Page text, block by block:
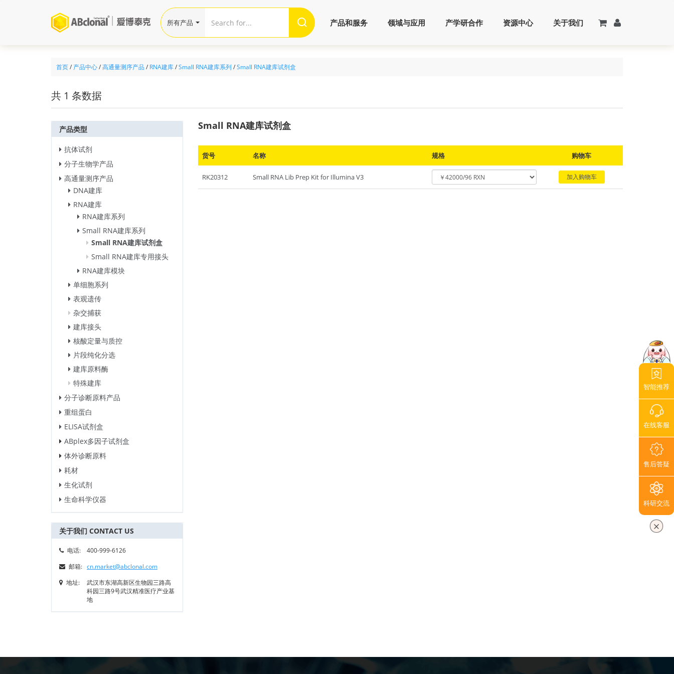
首页/ 产品中心/高通量测序产品/ RNA建库/Small RNA建库系列/Small RNA建库试剂盒
共 1 条数据
产品类型
抗体试剂
分子生物学产品
高通量测序产品
DNA建库
RNA建库
RNA建库系列
Small RNA建库系列
Small RNA建库试剂盒
Small RNA建库专用接头
RNA建库模块
单细胞系列
表观遗传
杂交捕获
建库接头
核酸定量与质控
片段纯化分选
建库原料酶
特殊建库
分子诊断原料产品
重组蛋白
ELISA试剂盒
ABplex多因子试剂盒
体外诊断原料
耗材
生化试剂
生命科学仪器
关于我们 CONTACT US
电话:
400-999-6126
邮箱: cn.market@abclonal.com
地址:
武汉市东湖高新区生物园三路高
科园三路9号武汉精准医疗产业基
地
Small RNA建库试剂盒
货号 名称 规格 购物车
RK20312 Small RNA Lib Prep Kit for Illumina V3 加入购物车
智能推荐
在线客服
售后答疑
科研交流
产品和服务 领域与应用 产学研合作 资源中心 关于我们
所有产品